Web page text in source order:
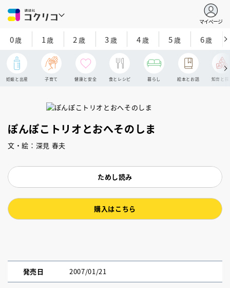
マイページ
0歳 1歳 2 歳 3歳 4歳 5歳 6歳
妊娠と出産 子育て 健康と安全 食とレシピ 暮らし 絵本とお話 知育と探
ぽんぽこトリオとおへそのしま
文・絵：深見 春夫
ためし読み
購入はこちら
発売日 2007/01/21